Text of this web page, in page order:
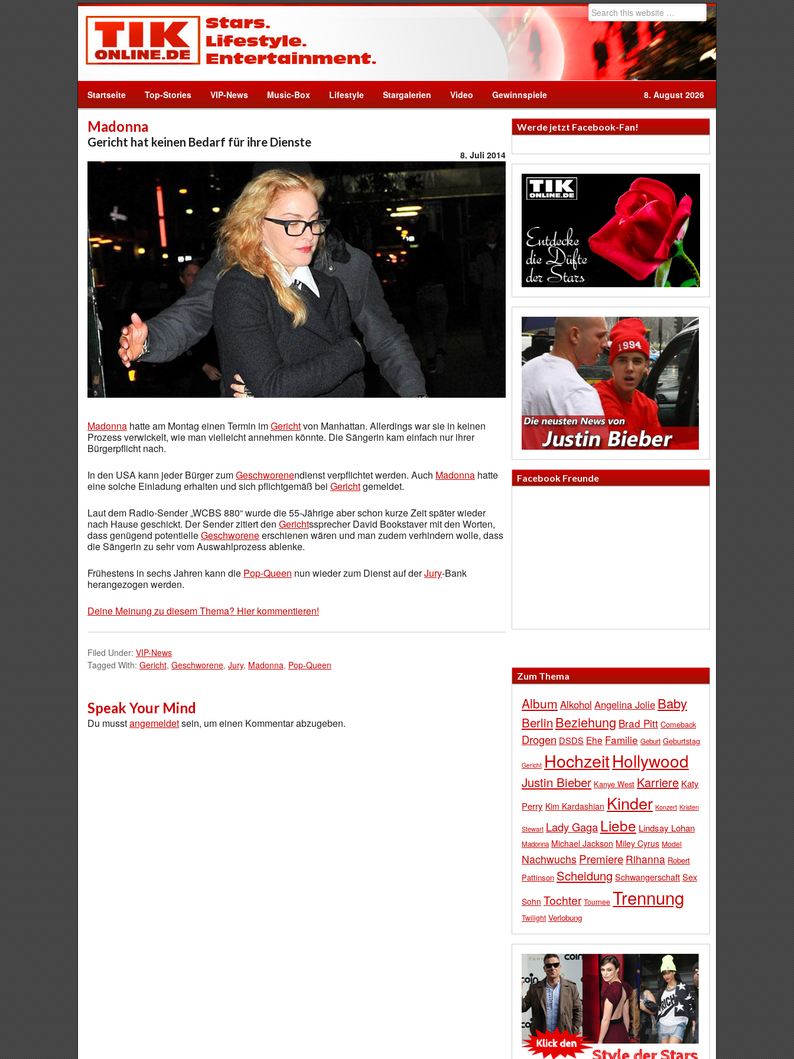
Startseite Top-Stories VIP-News Music-Box Lifestyle Stargalerien Video Gewinnspiele 8. August 2026
Madonna
Gericht hat keinen Bedarf für ihre Dienste
8. Juli 2014
Madonna hatte am Montag einen Termin imGerichtvon Manhattan. Allerdings war sie in keinen
Prozess verwickelt, wie man vielleicht annehmen könnte. Die Sängerin kam einfach nur ihrer
Bürgerpflicht nach.
In den USA kann jeder Bürger zumGeschworenendienst verpflichtet werden. Auch Madonna hatte
eine solche Einladung erhalten und sich pflichtgemäß bei Gerichtgemeldet.
Laut dem Radio-Sender „WCBS 880“ wurde die 55-Jährige aber schon kurze Zeit später wieder
nach Hause geschickt. Der Sender zitiert den Gerichtssprecher David Bookstaver mit den Worten,
dass genügend potentielleGeschworeneerschienen wären und man zudem verhindern wolle, dass
die Sängerin zu sehr vom Auswahlprozess ablenke.
Frühestens in sechs Jahren kann die Pop-Queen nun wieder zum Dienst auf derJury-Bank
herangezogen werden.
Deine Meinung zu diesem Thema? Hier kommentieren!
Filed Under: VIP-News
Tagged With: Gericht, Geschworene, Jury, Madonna, Pop-Queen
Speak Your Mind
Du musstangemeldetsein, um einen Kommentar abzugeben.
Werde jetzt Facebook-Fan!
Facebook Freunde
Zum Thema
Album Alkohol Angelina Jolie Baby
Berlin Beziehung Brad Pitt Comeback
Drogen DSDS Ehe Familie Geburt Geburtstag
Gericht HochzeitHollywood
Justin Bieber Kanye West Karriere Katy
Perry Kim Kardashian Kinder Konzert Kristen
Stewart Lady Gaga Liebe Lindsay Lohan
Madonna Michael Jackson Miley Cyrus Model
Nachwuchs Premiere Rihanna Robert
Pattinson Scheidung SchwangerschaftSex
Sohn Tochter Tournee Trennung
Twilight Verlobung